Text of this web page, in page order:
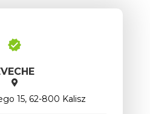
15, 62-800 Kalisz